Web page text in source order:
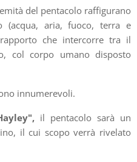
del pentacolo raffigurano
(acqua, aria, fuoco, terra e
che intercorre tra il
col corpo umano disposto
innumerevoli.
il pentacolo sarà un
il cui scopo verrà rivelato